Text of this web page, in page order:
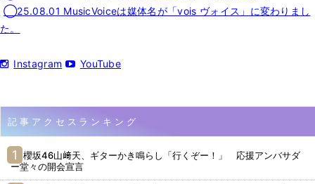
◯25.08.01 MusicVoiceは媒体名が「vois ヴォイス」に変わりまし
た。
Instagram YouTube
記事アクセスランキング
櫻坂46山﨑天、ギターかき鳴らし「行くぞー！」 応援アンバサダ
ー堂々の開会宣言